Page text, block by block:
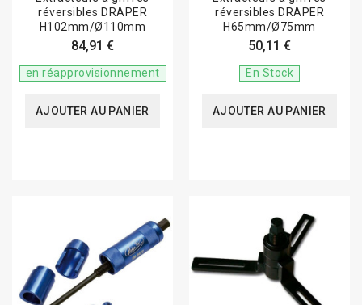
réversibles DRAPER
H102mm/Ø110mm
84,91 €
en réapprovisionnement
AJOUTER AU PANIER
réversibles DRAPER
H65mm/Ø75mm
50,11 €
En Stock
AJOUTER AU PANIER